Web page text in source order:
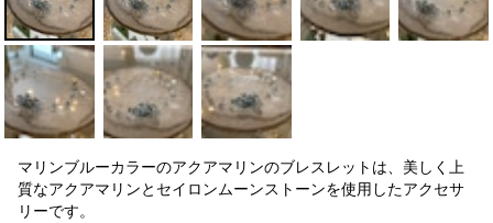
マリンブルーカラーのアクアマリンのブレスレットは、美しく上
質なアクアマリンとセイロンムーンストーンを使用したアクセサ
リーです。